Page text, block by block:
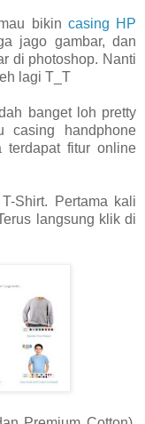
bikin casing HP
jago gambar, dan
di photoshop. Nanti
lagi T_T
banget loh pretty
casing handphone
terdapat fitur online
Shirt. Pertama kali
langsung klik di